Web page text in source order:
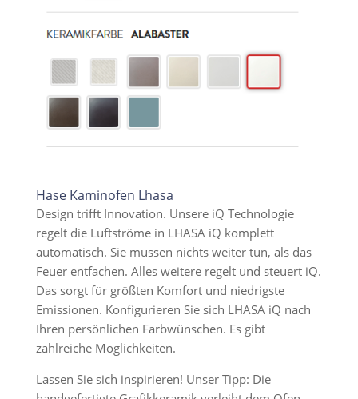
Hase Kaminofen Lhasa
Design trifft Innovation. Unsere iQ Technologie
regelt die Luftströme in LHASA iQ komplett
automatisch. Sie müssen nichts weiter tun, als das
Feuer entfachen. Alles weitere regelt und steuert iQ.
Das sorgt für größten Komfort und niedrigste
Emissionen. Konfigurieren Sie sich LHASA iQ nach
Ihren persönlichen Farbwünschen. Es gibt
zahlreiche Möglichkeiten.
Lassen Sie sich inspirieren! Unser Tipp: Die